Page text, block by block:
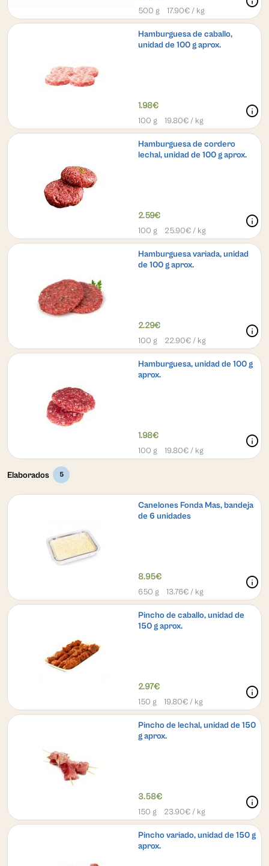
500 g 17.90€ / kg
Hamburguesa de caballo,
unidad de 100 g aprox.
1.98€
100 g 19.80€ / kg
info
Hamburguesa de cordero
lechal, unidad de 100 g aprox.
2.59€
100 g 25.90€ / kg
info
Hamburguesa variada, unidad
de 100 g aprox.
2.29€
100 g 22.90€ / kg
info
Hamburguesa, unidad de 100 g
aprox.
1.98€
100 g 19.80€ / kg
info
Elaborados 5
Canelones Fonda Mas, bandeja
de 6 unidades
8.95€
650 g 13.76€ / kg
info
Pincho de caballo, unidad de
150 g aprox.
2.97€
150 g 19.80€ / kg
info
Pincho de lechal, unidad de 150
g aprox.
3.58€
150 g 23.90€ / kg
info
Pincho variado, unidad de 150 g
aprox.